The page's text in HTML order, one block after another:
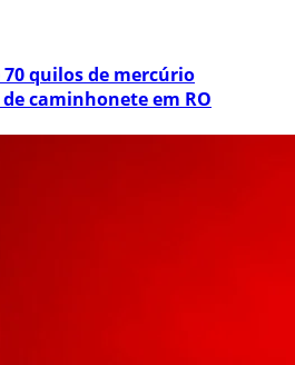
70 quilos de mercúrio
caminhonete em RO